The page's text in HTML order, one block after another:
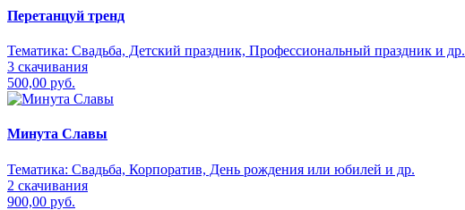
Перетанцуй тренд
Тематика: Свадьба, Детский праздник, Профессиональный праздник и др.
3 скачивания
500,00 руб.
Минута Славы
Тематика: Свадьба, Корпоратив, День рождения или юбилей и др.
2 скачивания
900,00 руб.